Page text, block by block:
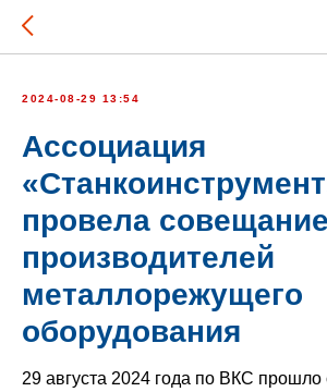
2024-08-29 13:54
Ассоциация
провела
производителей
металлорежущего
оборудования
29 августа 2024 года по ВКС